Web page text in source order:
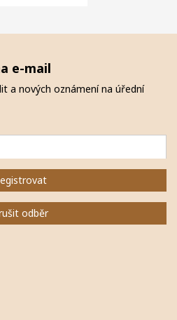
e-mail
a nových oznámení na úřední
odběr